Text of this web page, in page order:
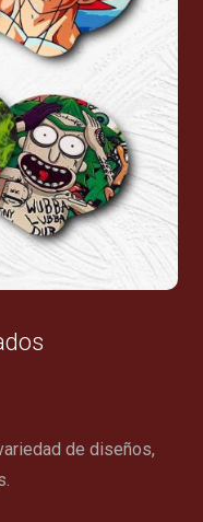
de diseños,